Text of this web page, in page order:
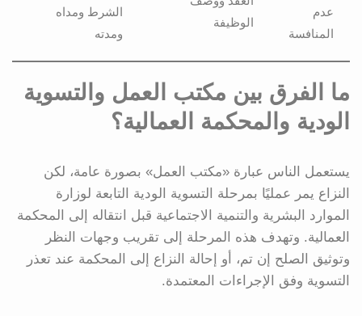
عدم
المنافسة
الوظيفة
الشرط ومداه
ومدته
ما الفرق بين مكتب العمل والتسوية
الودية والمحكمة العمالية؟
يستعمل الناس عبارة «مكتب العمل» بصورة عامة، لكن
النزاع يمر عمليًا بمرحلة التسوية الودية التابعة لوزارة
الموارد البشرية والتنمية الاجتماعية قبل انتقاله إلى المحكمة
العمالية. وتهدف هذه المرحلة إلى تقريب وجهات النظر
وتوثيق الصلح إن تم، أو إحالة النزاع إلى المحكمة عند تعذر
التسوية وفق الإجراءات المعتمدة.